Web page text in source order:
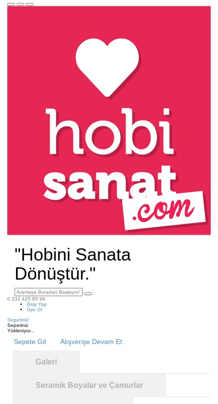
"Hobini Sanata
Dönüştür."
0 232 425 85 94
Giriş Yap
Üye Ol
Sepetim0
Sepetiniz
Yükleniyor...
Sepete Git Alışverişe Devam Et
Galeri
Seramik Boyalar ve Çamurlar